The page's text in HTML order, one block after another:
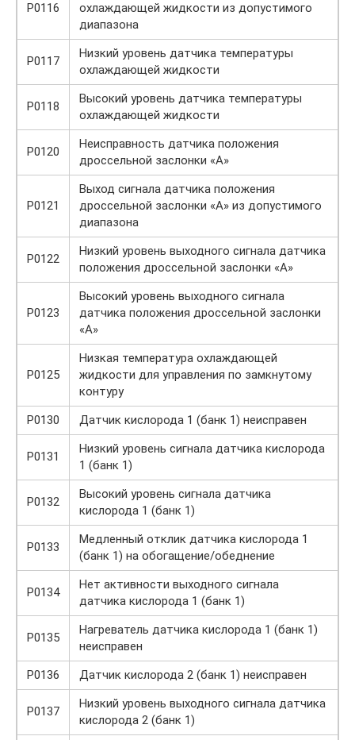
P0116
охлаждающей жидкости из допустимого
диапазона
P0117
Низкий уровень датчика температуры
охлаждающей жидкости
P0118
Высокий уровень датчика температуры
охлаждающей жидкости
P0120
Неисправность датчика положения
дроссельной заслонки «A»
P0121
Выход сигнала датчика положения
дроссельной заслонки «A» из допустимого
диапазона
P0122
Низкий уровень выходного сигнала датчика
положения дроссельной заслонки «A»
P0123
Высокий уровень выходного сигнала
датчика положения дроссельной заслонки
«A»
P0125
Низкая температура охлаждающей
жидкости для управления по замкнутому
контуру
P0130
Датчик кислорода 1 (банк 1) неисправен
P0131
Низкий уровень сигнала датчика кислорода
1 (банк 1)
P0132
Высокий уровень сигнала датчика
кислорода 1 (банк 1)
P0133
Медленный отклик датчика кислорода 1
(банк 1) на обогащение/обеднение
P0134
Нет активности выходного сигнала
датчика кислорода 1 (банк 1)
P0135
Нагреватель датчика кислорода 1 (банк 1)
неисправен
P0136
Датчик кислорода 2 (банк 1) неисправен
P0137
Низкий уровень выходного сигнала датчика
кислорода 2 (банк 1)